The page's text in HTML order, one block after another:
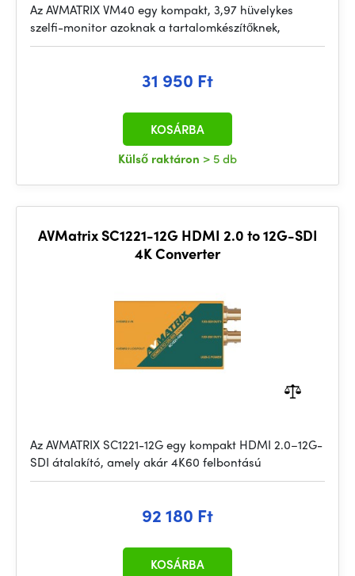
Az AVMATRIX VM40 egy kompakt, 3,97 hüvelykes
szelfi-monitor azoknak a tartalomkészítőknek,
31 950 Ft
Külső raktáron > 5 db
KOSÁRBA
AVMatrix SC1221-12G HDMI 2.0 to 12G-SDI
4K Converter
Az AVMATRIX SC1221-12G egy kompakt HDMI 2.0–12G-
SDI átalakító, amely akár 4K60 felbontású
92 180 Ft
KOSÁRBA